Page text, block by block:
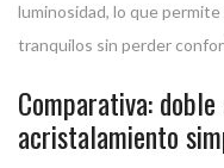
luminosidad, lo que
tranquilos sin perder
Comparativa:
acristalamiento